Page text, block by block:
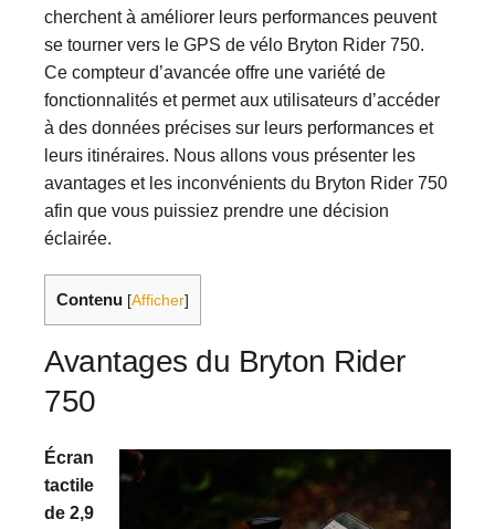
cherchent à améliorer leurs performances peuvent
se tourner vers le GPS de vélo Bryton Rider 750.
Ce compteur d’avancée offre une variété de
fonctionnalités et permet aux utilisateurs d’accéder
à des données précises sur leurs performances et
leurs itinéraires. Nous allons vous présenter les
avantages et les inconvénients du Bryton Rider 750
afin que vous puissiez prendre une décision
éclairée.
Contenu [Afficher]
Avantages du Bryton Rider
750
Écran
tactile
de 2,9